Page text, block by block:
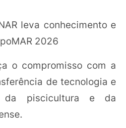
leva conhecimento e
2026
o compromisso com a
de tecnologia e
da piscicultura e da